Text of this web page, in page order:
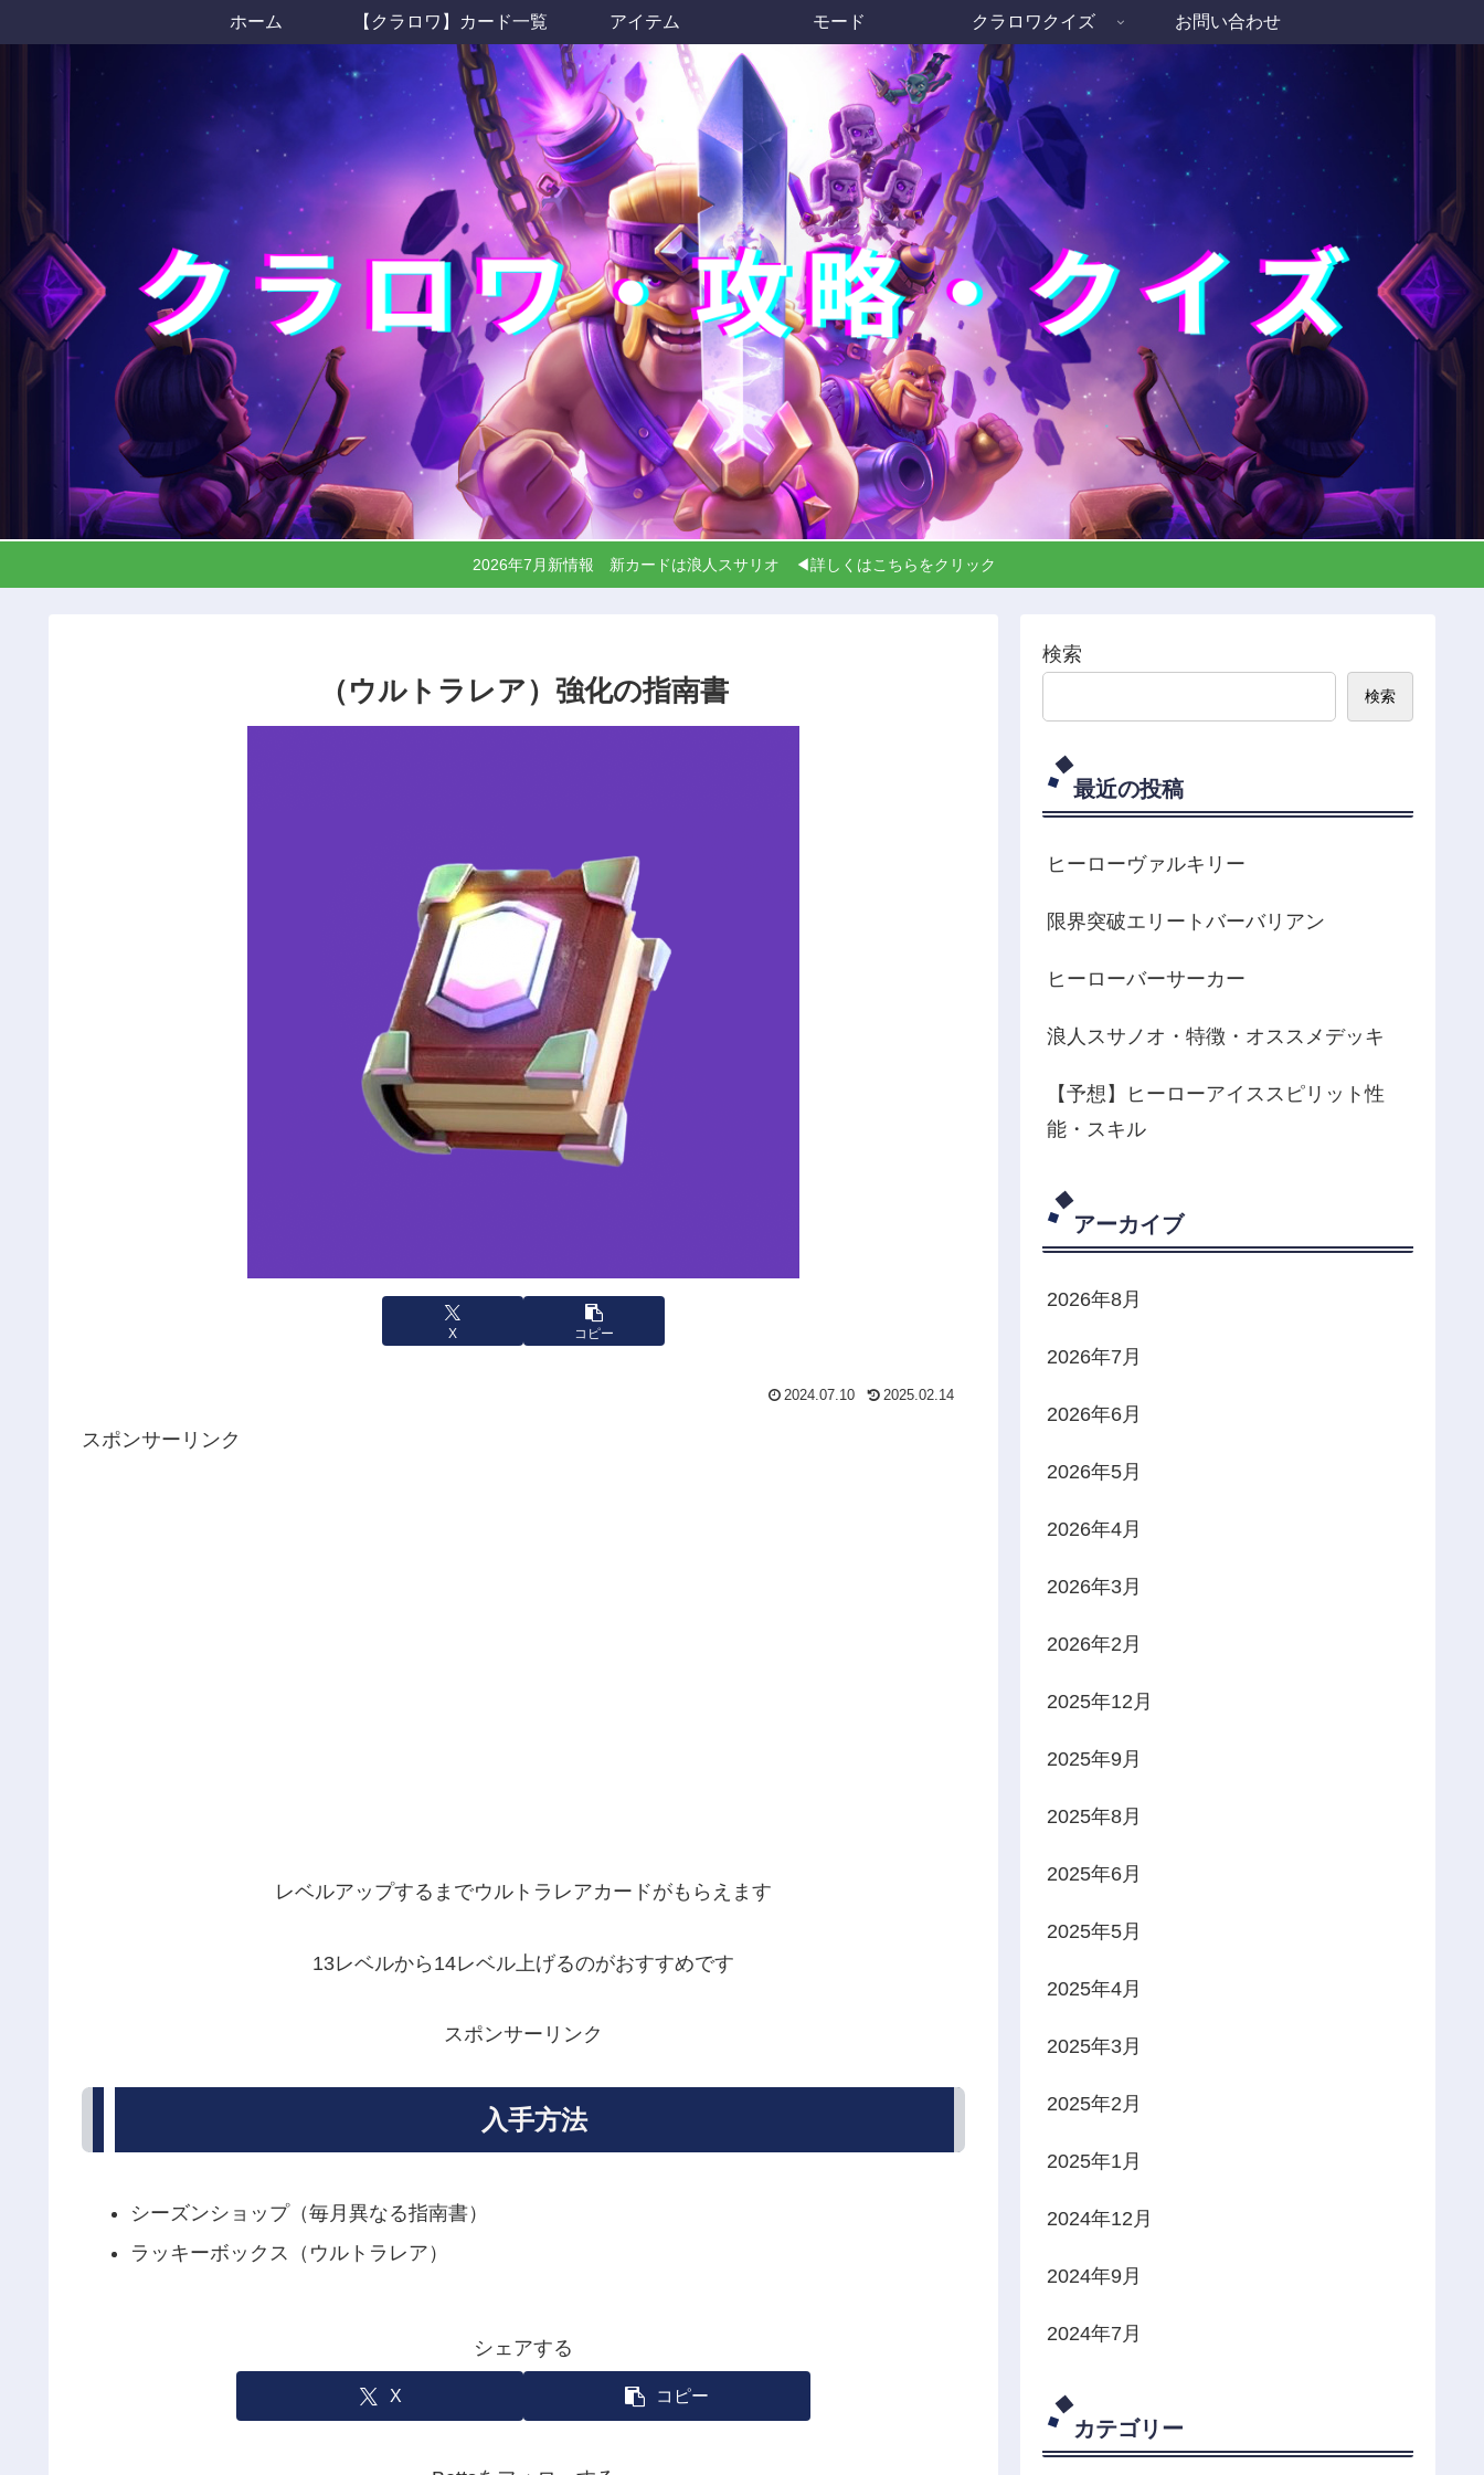
ホーム 【クラロワ】カード一覧 アイテム モード クラロワクイズ お問い合わせ
2026年7月新情報 新カードは浪人スサリオ ◀詳しくはこちらをクリック
（ウルトラレア）強化の指南書
X コピー
2024.07.10 2025.02.14
スポンサーリンク
レベルアップするまでウルトラレアカードがもらえます
13レベルから14レベル上げるのがおすすめです
スポンサーリンク
入手方法
シーズンショップ（毎月異なる指南書）
ラッキーボックス（ウルトラレア）
シェアする
X コピー
検索
検索
最近の投稿
ヒーローヴァルキリー
限界突破エリートバーバリアン
ヒーローバーサーカー
浪人スサノオ・特徴・オススメデッキ
【予想】ヒーローアイススピリット性
能・スキル
アーカイブ
2026年8月
2026年7月
2026年6月
2026年5月
2026年4月
2026年3月
2026年2月
2025年12月
2025年9月
2025年8月
2025年6月
2025年5月
2025年4月
2025年3月
2025年2月
2025年1月
2024年12月
2024年9月
2024年7月
カテゴリー